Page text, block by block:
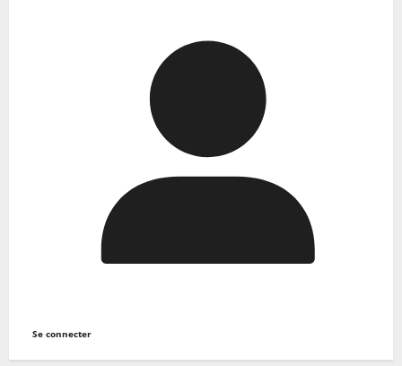
Se connecter